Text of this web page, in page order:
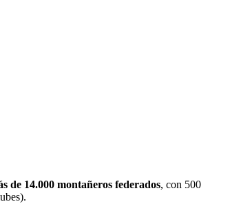
de 14.000 montañeros federados, con 500